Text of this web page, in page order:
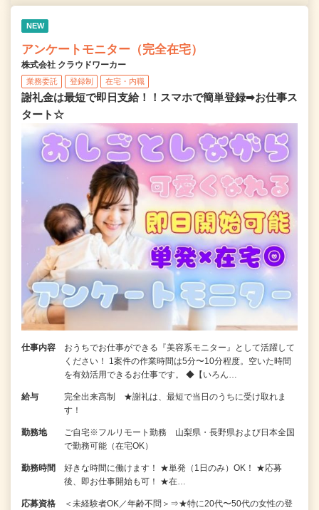
NEW
アンケートモニター（完全在宅）
株式会社 クラウドワーカー
業務委託 登録制 在宅・内職
謝礼金は最短で即日支給！！スマホで簡単登録➡お仕事ス
タート☆
仕事内容
おうちでお仕事ができる『美容系モニター』として活躍して
ください！ 1案件の作業時間は5分〜10分程度。空いた時間
を有効活用できるお仕事です。 ◆【いろん…
給与
完全出来高制 ★謝礼は、最短で当日のうちに受け取れま
す！
勤務地
ご自宅※フルリモート勤務 山梨県・長野県および日本全国
で勤務可能（在宅OK）
勤務時間
好きな時間に働けます！ ★単発（1日のみ）OK！ ★応募
後、即お仕事開始も可！ ★在…
応募資格
＜未経験者OK／年齢不問＞⇒★特に20代〜50代の女性の登